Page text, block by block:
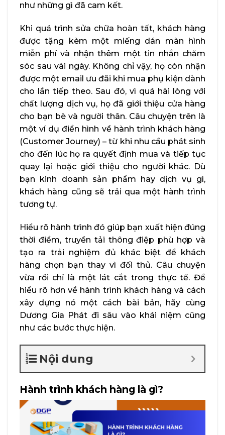
như những gì đã cam kết.
Khi quá trình sửa chữa hoàn tất, khách hàng
được tặng kèm một miếng dán màn hình
miễn phí và nhận thêm một tin nhắn chăm
sóc sau vài ngày. Không chỉ vậy, họ còn nhận
được một email ưu đãi khi mua phụ kiện dành
cho lần tiếp theo. Sau đó, vì quá hài lòng với
chất lượng dịch vụ, họ đã giới thiệu cửa hàng
cho bạn bè và người thân. Câu chuyện trên là
một ví dụ điển hình về hành trình khách hàng
(Customer Journey) – từ khi nhu cầu phát sinh
cho đến lúc họ ra quyết định mua và tiếp tục
quay lại hoặc giới thiệu cho người khác. Dù
bạn kinh doanh sản phẩm hay dịch vụ gì,
khách hàng cũng sẽ trải qua một hành trình
tương tự.
Hiểu rõ hành trình đó giúp bạn xuất hiện đúng
thời điểm, truyền tải thông điệp phù hợp và
tạo ra trải nghiệm đủ khác biệt để khách
hàng chọn bạn thay vì đối thủ. Câu chuyện
vừa rồi chỉ là một lát cắt trong thực tế. Để
hiểu rõ hơn về hành trình khách hàng và cách
xây dựng nó một cách bài bản, hãy cùng
Dương Gia Phát đi sâu vào khái niệm cũng
như các bước thực hiện.
Nội dung
Hành trình khách hàng là gì?